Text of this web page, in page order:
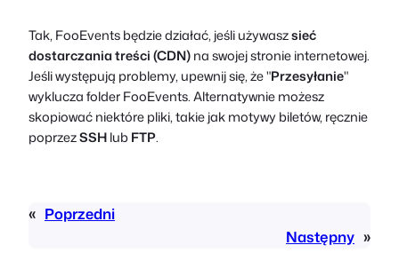
French
Czech
Greek
Tak, FooEvents będzie działać, jeśli używaszsieć
dostarczania treści (CDN)na swojej stronie internetowej.
Jeśli występują problemy, upewnij się, że "Przesyłanie"
wyklucza folder FooEvents. Alternatywnie możesz
skopiować niektóre pliki, takie jak motywy biletów, ręcznie
poprzezSSHlubFTP.
« Poprzedni
Następny »